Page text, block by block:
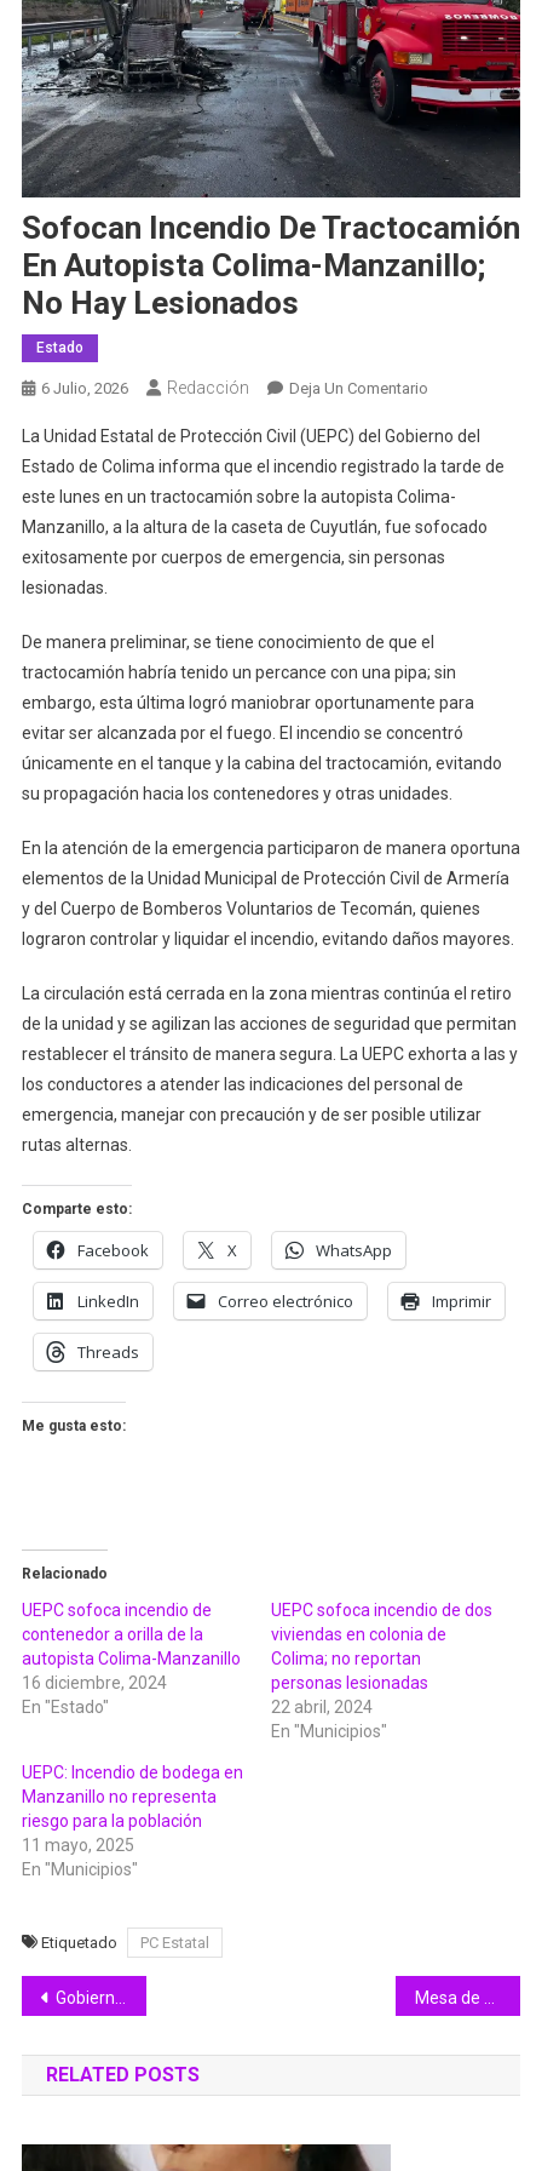
Sofocan Incendio De Tractocamión
En Autopista Colima-Manzanillo;
No Hay Lesionados
Estado
6 Julio, 2026 Redacción Deja Un ComentarioEn
Incendio
De
Tractocamión
En
Autopista
No
Hay
La Unidad Estatal de Protección Civil (UEPC) del Gobierno del
Estado de Colima informa que el incendio registrado la tarde de
este lunes en un tractocamión sobre la autopista Colima-
Manzanillo, a la altura de la caseta de Cuyutlán, fue sofocado
exitosamente por cuerpos de emergencia, sin personas
lesionadas.
De manera preliminar, se tiene conocimiento de que el
tractocamión habría tenido un percance con una pipa; sin
embargo, esta última logró maniobrar oportunamente para
evitar ser alcanzada por el fuego. El incendio se concentró
únicamente en el tanque y la cabina del tractocamión, evitando
su propagación hacia los contenedores y otras unidades.
En la atención de la emergencia participaron de manera oportuna
elementos de la Unidad Municipal de Protección Civil de Armería
y del Cuerpo de Bomberos Voluntarios de Tecomán, quienes
lograron controlar y liquidar el incendio, evitando daños mayores.
La circulación está cerrada en la zona mientras continúa el retiro
de la unidad y se agilizan las acciones de seguridad que permitan
restablecer el tránsito de manera segura. La UEPC exhorta a las y
los conductores a atender las indicaciones del personal de
emergencia, manejar con precaución y de ser posible utilizar
rutas alternas.
Comparte esto:
Facebook X WhatsApp
LinkedIn Correo electrónico Imprimir
Threads
Me gusta esto:
Relacionado
UEPC sofoca incendio de
contenedor a orilla de la
autopista Colima-Manzanillo
16 diciembre, 2024
En "Estado"
UEPC sofoca incendio de dos
viviendas en colonia de
Colima; no reportan
personas lesionadas
22 abril, 2024
En "Municipios"
UEPC: Incendio de bodega en
Manzanillo no representa
riesgo para la población
11 mayo, 2025
En "Municipios"
Etiquetado PC Estatal
Navegación
de
entradas
Gobierno de Colima invita a participar en la gala ‘Trazos con el Corazón’ para fortalecer atención de personas con discapacidad
RELATED POSTS